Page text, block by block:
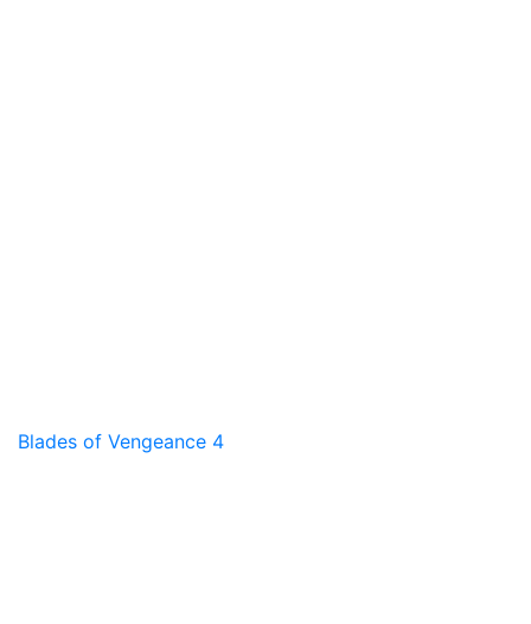
Blades of Vengeance 4